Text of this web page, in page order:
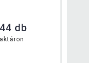
db